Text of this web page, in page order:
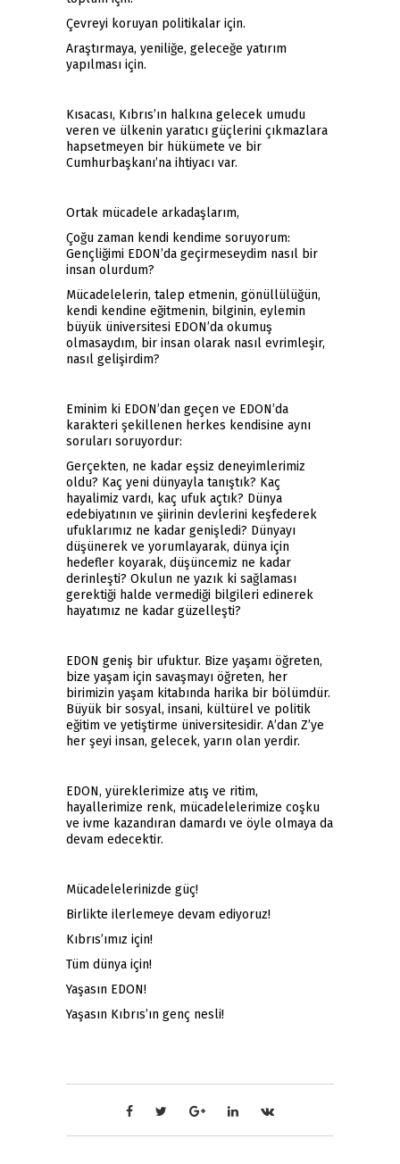
Çevreyi koruyan politikalar için.
Araştırmaya, yeniliğe, geleceğe yatırım
yapılması için.
Kısacası, Kıbrıs’ın halkına gelecek umudu
veren ve ülkenin yaratıcı güçlerini çıkmazlara
hapsetmeyen bir hükümete ve bir
Cumhurbaşkanı’na ihtiyacı var.
Ortak mücadele arkadaşlarım,
Çoğu zaman kendi kendime soruyorum:
Gençliğimi EDON’da geçirmeseydim nasıl bir
insan olurdum?
Mücadelelerin, talep etmenin, gönüllülüğün,
kendi kendine eğitmenin, bilginin, eylemin
büyük üniversitesi EDON’da okumuş
olmasaydım, bir insan olarak nasıl evrimleşir,
nasıl gelişirdim?
Eminim ki EDON’dan geçen ve EDON’da
karakteri şekillenen herkes kendisine aynı
soruları soruyordur:
Gerçekten, ne kadar eşsiz deneyimlerimiz
oldu? Kaç yeni dünyayla tanıştık? Kaç
hayalimiz vardı, kaç ufuk açtık? Dünya
edebiyatının ve şiirinin devlerini keşfederek
ufuklarımız ne kadar genişledi? Dünyayı
düşünerek ve yorumlayarak, dünya için
hedefler koyarak, düşüncemiz ne kadar
derinleşti? Okulun ne yazık ki sağlaması
gerektiği halde vermediği bilgileri edinerek
hayatımız ne kadar güzelleşti?
EDON geniş bir ufuktur. Bize yaşamı öğreten,
bize yaşam için savaşmayı öğreten, her
birimizin yaşam kitabında harika bir bölümdür.
Büyük bir sosyal, insani, kültürel ve politik
eğitim ve yetiştirme üniversitesidir. A’dan Z’ye
her şeyi insan, gelecek, yarın olan yerdir.
EDON, yüreklerimize atış ve ritim,
hayallerimize renk, mücadelelerimize coşku
ve ivme kazandıran damardı ve öyle olmaya da
devam edecektir.
Mücadelelerinizde güç!
Birlikte ilerlemeye devam ediyoruz!
Kıbrıs’ımız için!
Tüm dünya için!
Yaşasın EDON!
Yaşasın Kıbrıs’ın genç nesli!